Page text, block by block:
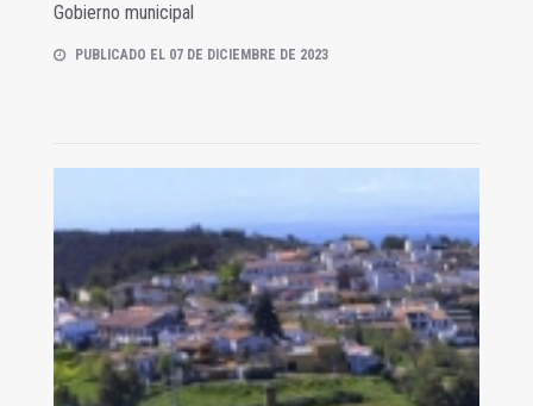
Gobierno municipal
PUBLICADO EL 07 DE DICIEMBRE DE 2023